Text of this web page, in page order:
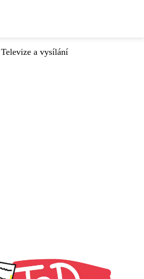
Televize a vysílání